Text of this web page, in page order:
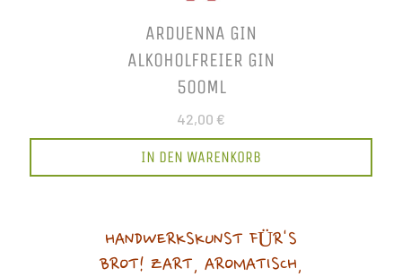
ARDUENNA GIN
ALKOHOLFREIER GIN
500ML
42,00 €
IN DEN WARENKORB
HANDWERKSKUNST FÜR'S
BROT! ZART, AROMATISCH,